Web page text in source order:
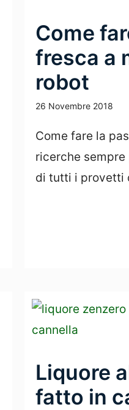
Come
fresca a
robot
26 Novembre 2018
Come fare la
ricerche
di tutti i provetti
Liquore
fatto in